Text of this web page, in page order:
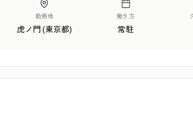
勤務地
虎ノ門 (東京都)
働き方
常駐